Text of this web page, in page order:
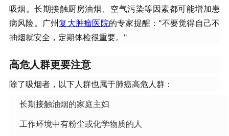
吸烟。长期接触厨房油烟、空气污染等因素都可能增加患
病风险。广州复大肿瘤医院的专家提醒："不要觉得自己不
抽烟就安全，定期体检很重要。"
​高危人群更要注意​
除了吸烟者，以下人群也属于肺癌高危人群：
长期接触油烟的家庭主妇
工作环境中有粉尘或化学物质的人